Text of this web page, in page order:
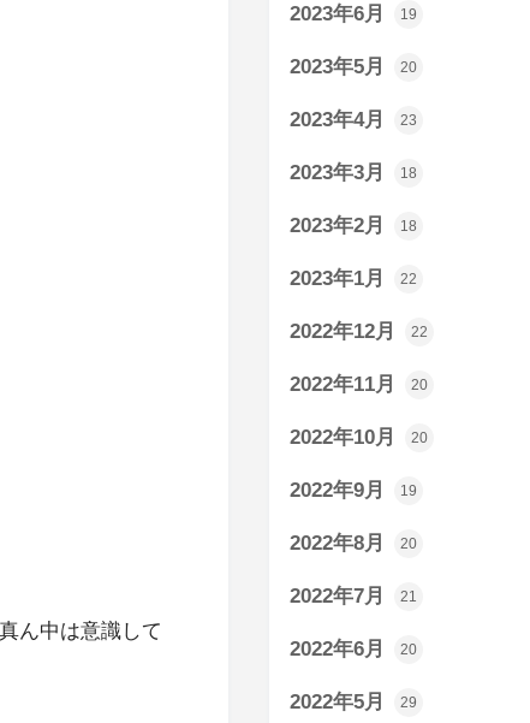
ん中は意識して
2023年6月 19
2023年5月 20
2023年4月 23
2023年3月 18
2023年2月 18
2023年1月 22
2022年12月 22
2022年11月 20
2022年10月 20
2022年9月 19
2022年8月 20
2022年7月 21
2022年6月 20
2022年5月 29